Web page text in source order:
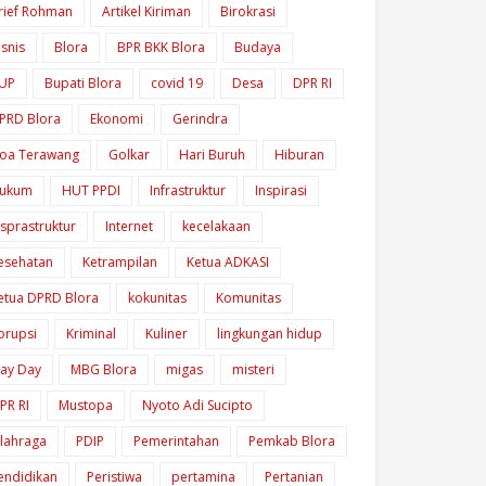
Rohman
Artikel Kiriman
Birokrasi
Blora BPR BKK Blora
Budaya
Bupati Blora covid 19 Desa
DPR RI
Blora
Ekonomi
Gerindra
Terawang
Golkar Hari Buruh
Hiburan
HUT PPDI Infrastruktur
Inspirasi
Internet
kecelakaan
Ketrampilan
Ketua ADKASI
DPRD Blora
kokunitas
Komunitas
Kriminal Kuliner
lingkungan hidup
Day
MBG Blora migas
misteri
RI
Mustopa
Nyoto Adi Sucipto
PDIP Pemerintahan
Pemkab Blora
Peristiwa pertamina Pertanian